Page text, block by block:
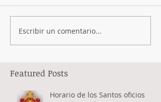
Escribir un comentario...
Featured Posts
Horario de los Santos oficios